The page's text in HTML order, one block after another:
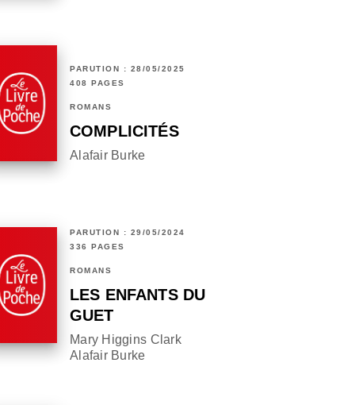
PARUTION : 28/05/2025
408 PAGES
ROMANS
COMPLICITÉS
Alafair Burke
PARUTION : 29/05/2024
336 PAGES
ROMANS
LES ENFANTS DU
GUET
Mary Higgins Clark
Alafair Burke